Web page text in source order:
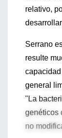
relativo,
Serrano
resulte
general
"La
genéticos
no